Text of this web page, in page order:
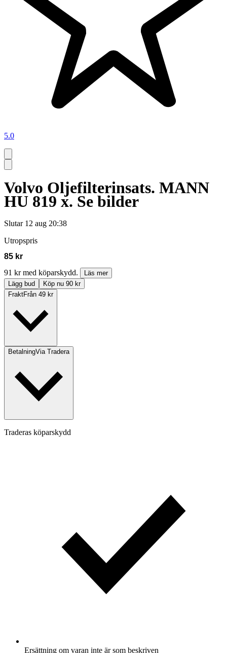
5.0
Volvo Oljefilterinsats. MANN
HU 819 x. Se bilder
Slutar 12 aug 20:38
Utropspris
85 kr
91 kr med köparskydd.
Läs mer
Lägg bud
Köp nu 90 kr
FraktFrån 49 kr
BetalningVia Tradera
Traderas köparskydd
Ersättning om varan inte är som beskriven